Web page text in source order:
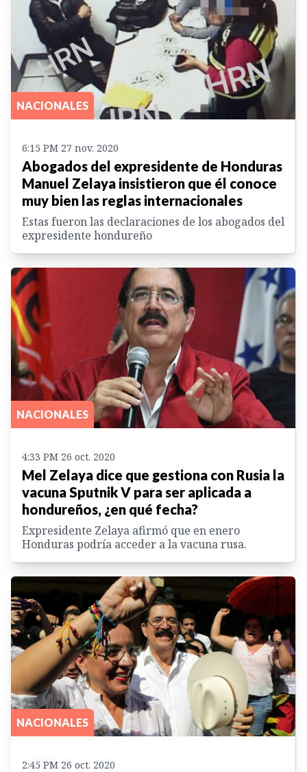
NACIONALES
6:15 PM 27 nov. 2020
Abogados del expresidente de Honduras
Manuel Zelaya insistieron que él conoce
muy bien las reglas internacionales
Estas fueron las declaraciones de los abogados del
expresidente hondureño
NACIONALES
4:33 PM 26 oct. 2020
Mel Zelaya dice que gestiona con Rusia la
vacuna Sputnik V para ser aplicada a
hondureños, ¿en qué fecha?
Expresidente Zelaya afirmó que en enero
Honduras podría acceder a la vacuna rusa.
NACIONALES
2:45 PM 26 oct. 2020